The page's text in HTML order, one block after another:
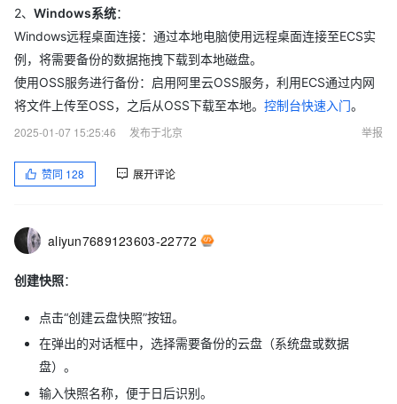
2、 Windows系统：
Windows远程桌面连接：通过本地电脑使用远程桌面连接至ECS实
例，将需要备份的数据拖拽下载到本地磁盘。
使用OSS服务进行备份：启用阿里云OSS服务，利用ECS通过内网
将文件上传至OSS，之后从OSS下载至本地。 控制台快速入门。
2025-01-07 15:25:46
发布于北京 举报
赞同 128 展开评论
aliyun7689123603-22772
创建快照：
点击“创建云盘快照”按钮。
在弹出的对话框中，选择需要备份的云盘（系统盘或数据
盘）。
输入快照名称，便于日后识别。